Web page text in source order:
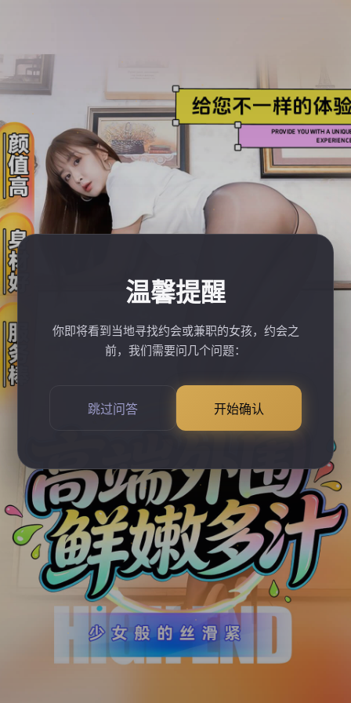
温馨提醒
你即将看到当地寻找约会或兼职的女孩，约会之
前，我们需要问几个问题：
跳过问答 开始确认